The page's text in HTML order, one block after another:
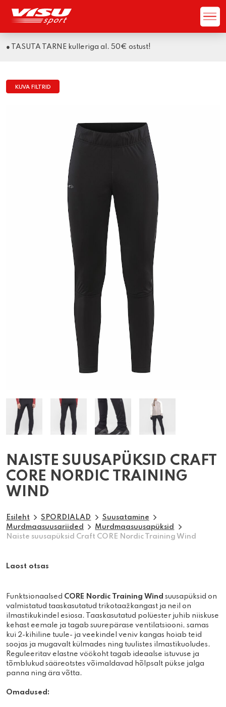
● LOGI SISSE ja saa -10% täishinnast!
KUVA FILTRID
NAISTE SUUSAPÜKSID CRAFT
CORE NORDIC TRAINING
WIND
Esileht SPORDIALAD
Suusatamine
Murdmaasuusariided
Murdmaasuusapüksid
Naiste suusapüksid Craft CORE Nordic Training Wind
Laost otsas
Funktsionaalsed CORE Nordic Training Wind suusapüksid on
valmistatud taaskasutatud trikotaažkangast ja neil on
ilmastikukindel esiosa. Taaskasutatud polüester juhib niiskuse
kehast eemale ja tagab suurepärase ventilatsiooni, samas
kui 2-kihiline tuule- ja veekindel veniv kangas hoiab teid
soojas ja mugavalt külmades ning tuulistes ilmastikuoludes.
Reguleeritav elastne vöökoht tagab ideaalse istuvuse ja
tõmblukud sääreotstes võimaldavad hõlpsalt pükse jalga
panna ning ära võtta.
Omadused: